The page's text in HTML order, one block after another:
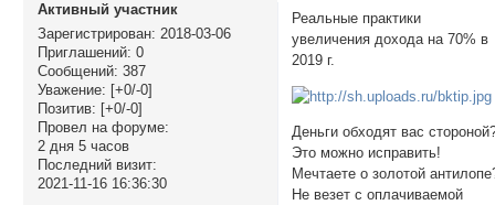
Активный участник
Зарегистрирован: 2018-03-06
Приглашений: 0
Сообщений: 387
Уважение: [+0/-0]
Позитив: [+0/-0]
Провел на форуме:
2 дня 5 часов
Последний визит:
2021-11-16 16:36:30
Реальные практики
увеличения дохода на 70% в
2019 г.
Деньги обходят вас
Это можно исправить!
Мечтаете о золотой
Не везет с оплачиваемой